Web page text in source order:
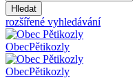
Hledat
rozšířené vyhledávání
ObecPětikozly
ObecPětikozly